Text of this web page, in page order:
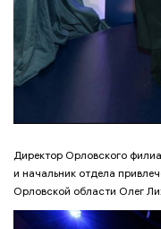
Директор Орловского
и начальник отдела
Орловской области Олег